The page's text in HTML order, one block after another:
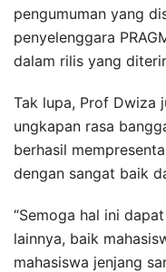
pengumuman yang
penyelenggara
dalam rilis yang
Tak lupa, Prof Dwiza
ungkapan rasa
berhasil
dengan sangat baik
“Semoga hal ini
lainnya, baik
mahasiswa jenjang